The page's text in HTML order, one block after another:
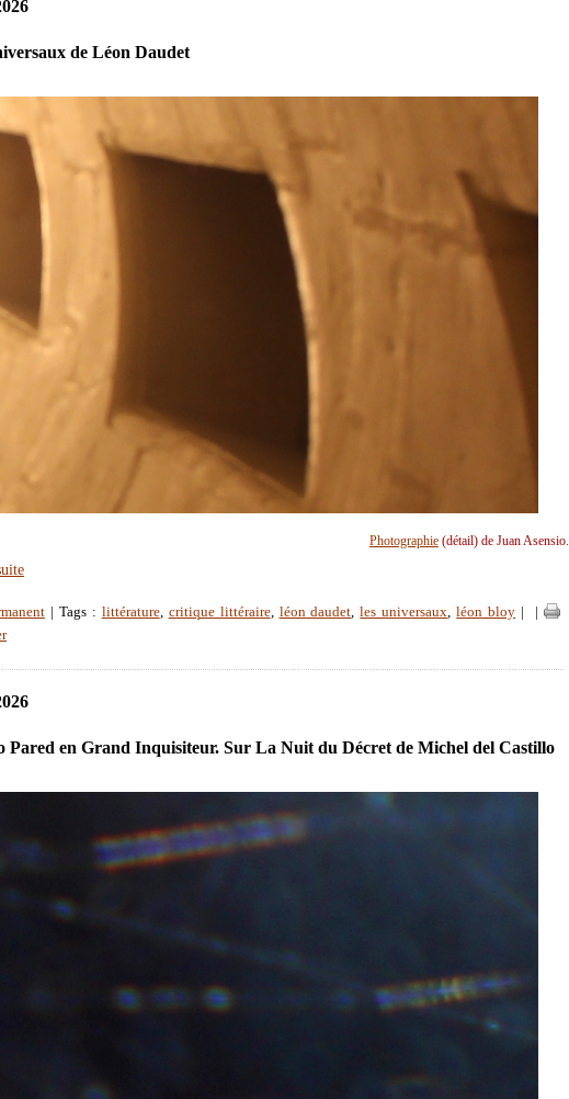
de Léon Daudet
Photographie(détail) de Juan Asensio.
| Tags : littérature, critique littéraire, léon daudet,les universaux,léon bloy
Pared en Grand Inquisiteur. Sur La Nuit du Décret de Michel del Castillo